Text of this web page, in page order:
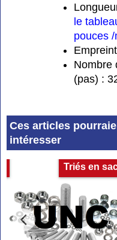
le
pouces /
Nombre
(pas) :
Ces articles
intéresser
Triés en